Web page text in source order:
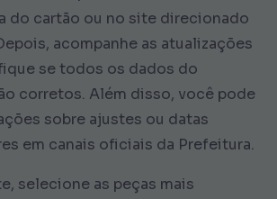
do cartão ou no site direcionado
acompanhe as atualizações
se todos os dados do
corretos. Além disso, você pode
sobre ajustes ou datas
em canais oficiais da Prefeitura.
selecione as peças mais